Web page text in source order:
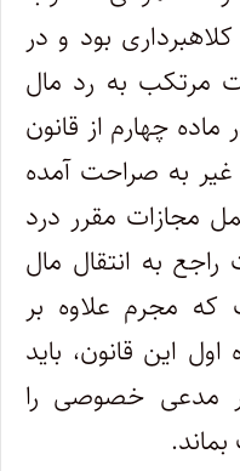
کلاهبرداری بود و در
مرتکب به رد مال
چهارم از قانون
غیر به صراحت آمده
مجازات مقرر درد
راجع به انتقال مال
مجرم علاوه بر
این قانون، باید
مدعی خصوصی را